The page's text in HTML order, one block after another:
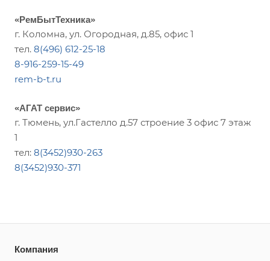
«РемБытТехника»
г. Коломна, ул. Огородная, д.85, офис 1
тел. 8(496) 612-25-18
8-916-259-15-49
rem-b-t.ru
«АГАТ сервис»
г. Тюмень, ул.Гастелло д.57 строение 3 офис 7 этаж
1
тел: 8(3452)930-263
8(3452)930-371
Компания